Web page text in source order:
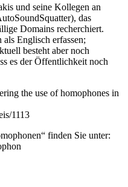
und seine Kollegen an
das
Domains recherchiert.
als Englisch erfassen;
besteht aber noch
es der Öffentlichkeit noch
the use of homophones in
1113
finden Sie unter: